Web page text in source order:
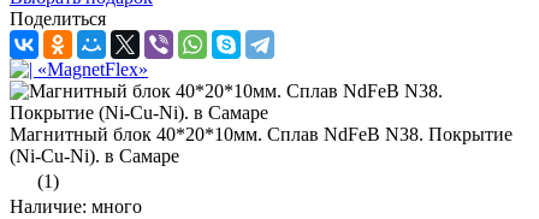
Поделиться
Магнитный блок 40*20*10мм. Сплав NdFeB N38. Покрытие
(Ni-Cu-Ni). в Самаре
(1)
Наличие: много